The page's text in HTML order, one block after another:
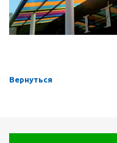
Вернуться